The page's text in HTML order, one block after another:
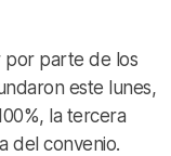
por parte de los
este lunes,
la tercera
del convenio.